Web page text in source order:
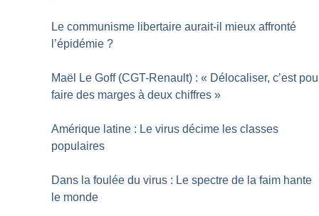
Le communisme libertaire aurait-il mieux affronté
l’épidémie ?
Maël Le Goff (CGT-Renault) : « Délocaliser, c’est
faire des marges à deux chiffres »
Amérique latine : Le virus décime les classes
populaires
Dans la foulée du virus : Le spectre de la faim hante
le monde